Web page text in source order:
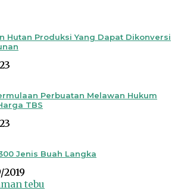
Hutan Produksi Yang Dapat Dikonversi
Perbuatan Melawan Hukum
TBS
Jenis Buah Langka
2019